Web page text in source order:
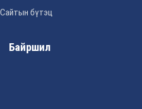
Сайтын бүтэц
Байршил